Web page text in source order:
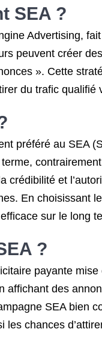
SEA ?
Advertising, fait
peuvent créer
». Cette
du trafic qualifié
préféré au SEA
et
En choisissant
sur le long
?
payante
affichant des
SEA bien
chances